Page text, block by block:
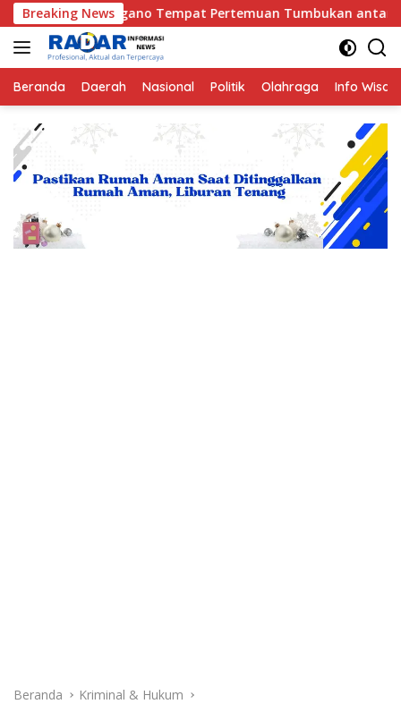
Langsung
ke
konten
Breaking News
Tempat Pertemuan Tumbukan antara Lempeng Indo-
Beranda Daerah Nasional Politik Olahraga Info
Beranda Kriminal & Hukum